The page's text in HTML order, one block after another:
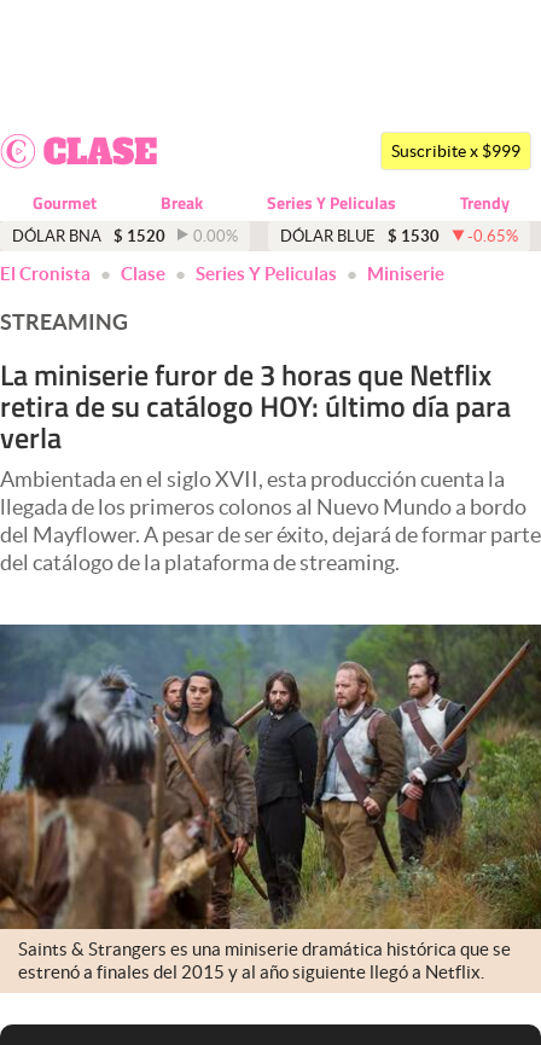
Dólar
Economía y Política
Finanzas y Mercados
Mercados Online
Negocios
Columnistas
Apertura
Infotechnology
Mundial 2026
Eventos Corporativos
El Cronista Studio
Mediakit
abre en nueva pestaña
Argentina
Suscribite x $999
Gourmet Break Series Y Peliculas Trendy
DÓLAR BNA $ 1520 0.00% DÓLAR BLUE $ 1530 -0.65%
El Cronista Clase Series Y Peliculas Miniserie
STREAMING
La miniserie furor de 3 horas que Netflix
retira de su catálogo HOY: último día para
verla
Ambientada en el siglo XVII, esta producción cuenta la
llegada de los primeros colonos al Nuevo Mundo a bordo
del Mayflower. A pesar de ser éxito, dejará de formar parte
del catálogo de la plataforma de streaming.
Saints & Strangers es una miniserie dramática histórica que se
estrenó a finales del 2015 y al año siguiente llegó a Netflix.